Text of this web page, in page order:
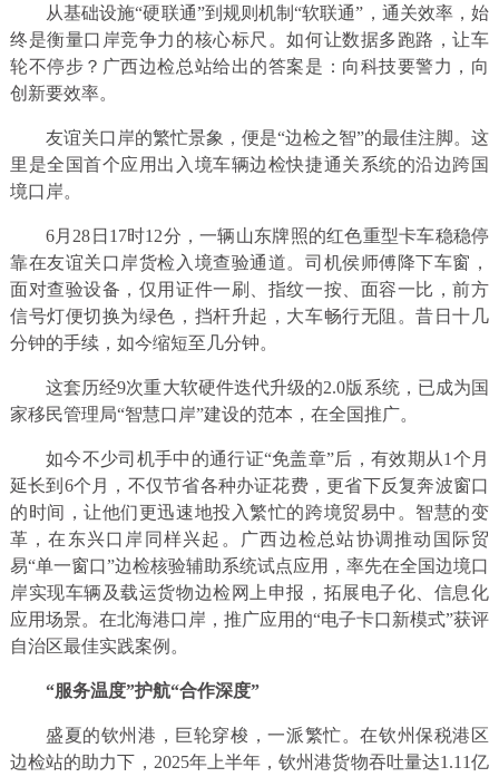
从基础设施“硬联通”到规则机制“软联通”，通关效率，始
终是衡量口岸竞争力的核心标尺。如何让数据多跑路，让车
轮不停步？广西边检总站给出的答案是：向科技要警力，向
创新要效率。
友谊关口岸的繁忙景象，便是“边检之智”的最佳注脚。这
里是全国首个应用出入境车辆边检快捷通关系统的沿边跨国
境口岸。
6月28日17时12分，一辆山东牌照的红色重型卡车稳稳停
靠在友谊关口岸货检入境查验通道。司机侯师傅降下车窗，
面对查验设备，仅用证件一刷、指纹一按、面容一比，前方
信号灯便切换为绿色，挡杆升起，大车畅行无阻。昔日十几
分钟的手续，如今缩短至几分钟。
这套历经9次重大软硬件迭代升级的2.0版系统，已成为国
家移民管理局“智慧口岸”建设的范本，在全国推广。
如今不少司机手中的通行证“免盖章”后，有效期从1个月
延长到6个月，不仅节省各种办证花费，更省下反复奔波窗口
的时间，让他们更迅速地投入繁忙的跨境贸易中。智慧的变
革，在东兴口岸同样兴起。广西边检总站协调推动国际贸
易“单一窗口”边检核验辅助系统试点应用，率先在全国边境口
岸实现车辆及载运货物边检网上申报，拓展电子化、信息化
应用场景。在北海港口岸，推广应用的“电子卡口新模式”获评
自治区最佳实践案例。
“服务温度”护航“合作深度”
盛夏的钦州港，巨轮穿梭，一派繁忙。在钦州保税港区
边检站的助力下，2025年上半年，钦州港货物吞吐量达1.11亿